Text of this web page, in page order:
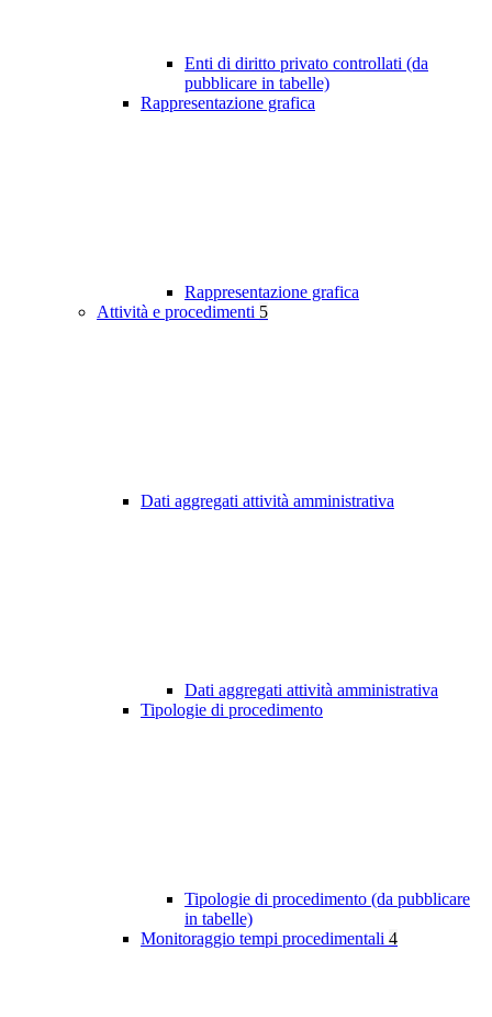
Enti di diritto privato controllati (da
pubblicare in tabelle)
Rappresentazione grafica
Rappresentazione grafica
Attività e procedimenti 5
Dati aggregati attività amministrativa
Dati aggregati attività amministrativa
Tipologie di procedimento
Tipologie di procedimento (da pubblicare
in tabelle)
Monitoraggio tempi procedimentali 4